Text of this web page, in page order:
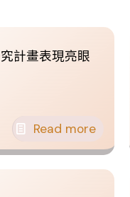
計畫表現亮眼
Read more